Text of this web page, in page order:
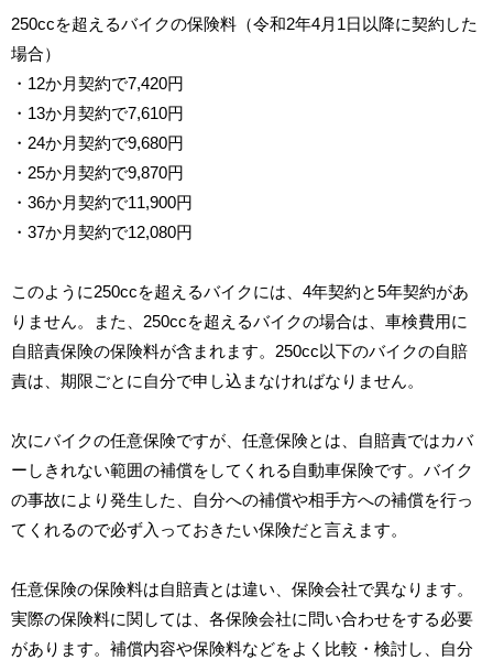
250ccを超えるバイクの保険料（令和2年4月1日以降に契約した
場合）
・12か月契約で7,420円
・13か月契約で7,610円
・24か月契約で9,680円
・25か月契約で9,870円
・36か月契約で11,900円
・37か月契約で12,080円
このように250ccを超えるバイクには、4年契約と5年契約があ
りません。また、250ccを超えるバイクの場合は、車検費用に
自賠責保険の保険料が含まれます。250cc以下のバイクの自賠
責は、期限ごとに自分で申し込まなければなりません。
次にバイクの任意保険ですが、任意保険とは、自賠責ではカバ
ーしきれない範囲の補償をしてくれる自動車保険です。バイク
の事故により発生した、自分への補償や相手方への補償を行っ
てくれるので必ず入っておきたい保険だと言えます。
任意保険の保険料は自賠責とは違い、保険会社で異なります。
実際の保険料に関しては、各保険会社に問い合わせをする必要
があります。補償内容や保険料などをよく比較・検討し、自分